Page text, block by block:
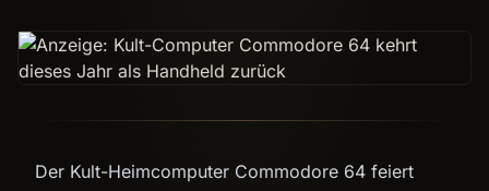
Der Kult-Heimcomputer Commodore 64 feiert